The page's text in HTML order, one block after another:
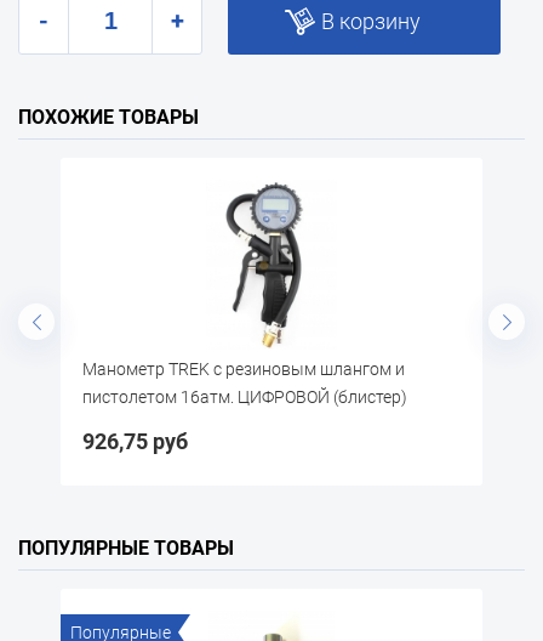
- + В корзину
ПОХОЖИЕ ТОВАРЫ
шлангом и
(блистер)
Манометр пистолета подкачки
ПОПУЛЯРНЫЕ ТОВАРЫ